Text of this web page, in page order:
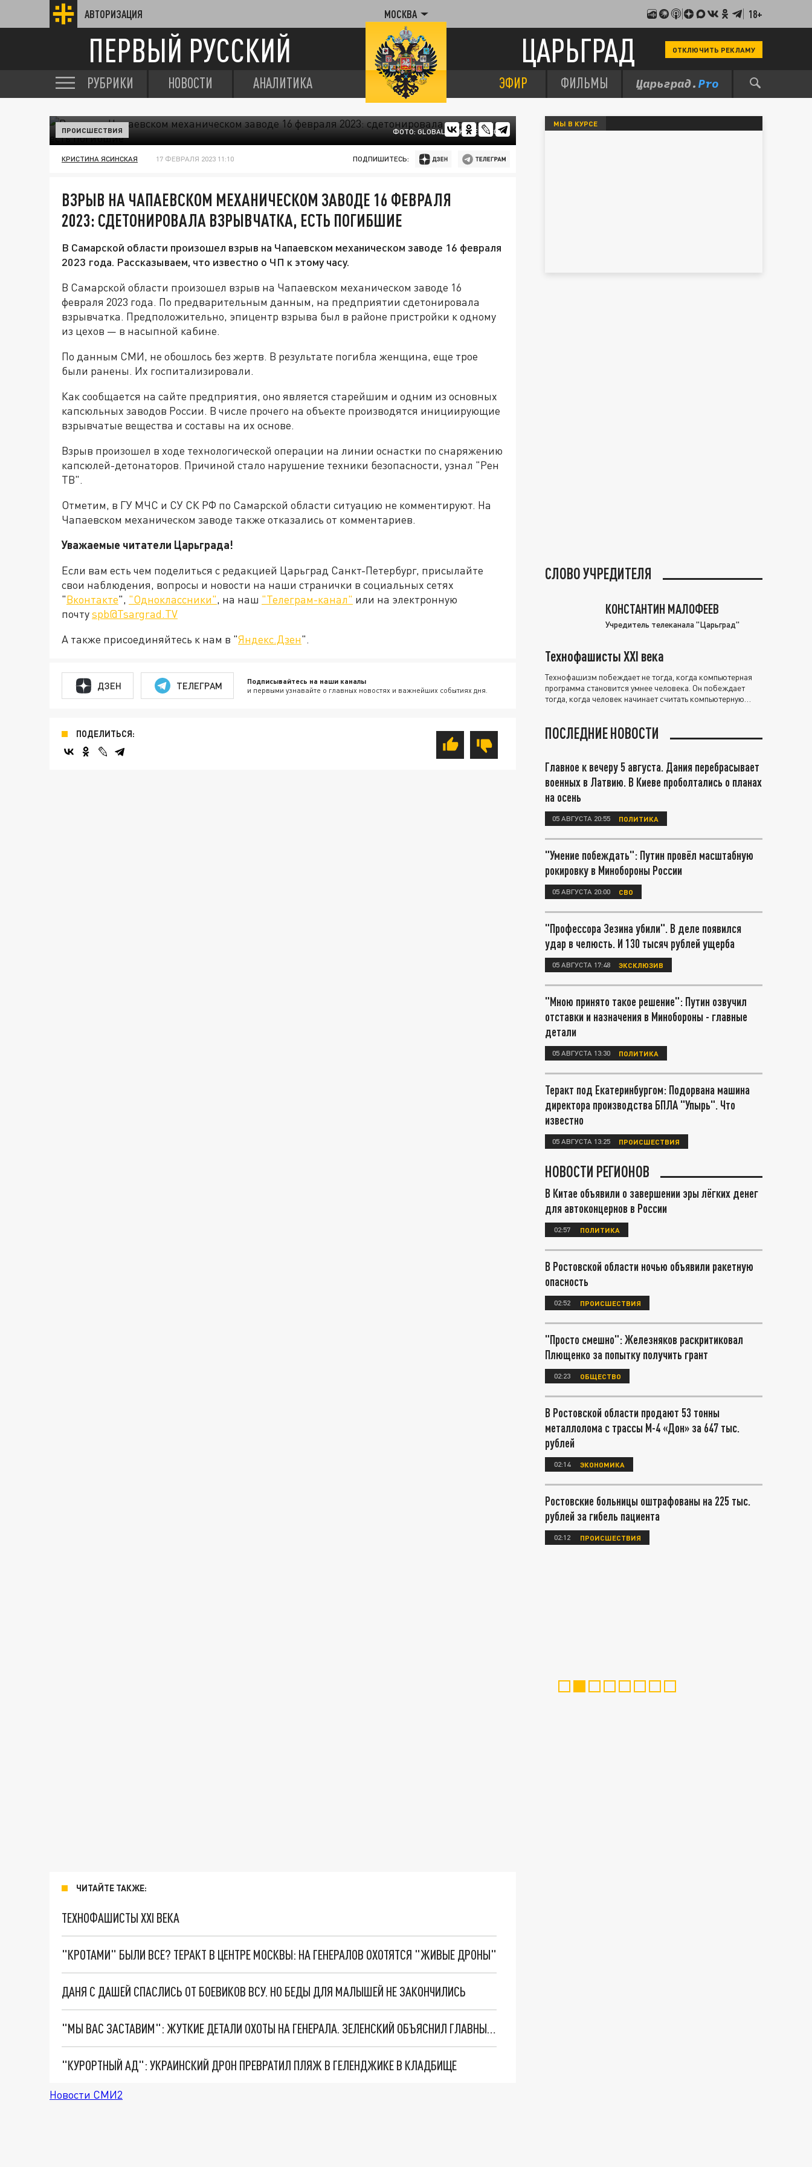
АВТОРИЗАЦИЯ МОСКВА 18+
ПЕРВЫЙ РУССКИЙ ЦАРЬГРАД ОТКЛЮЧИТЬ РЕКЛАМУ
РУБРИКИ НОВОСТИ АНАЛИТИКА ЭФИР ФИЛЬМЫ
ФОТО: GLOBALLOOKPRESS.COM
ПРОИСШЕСТВИЯ
КРИСТИНА ЯСИНСКАЯ 17 ФЕВРАЛЯ 2023 11:10 ПОДПИШИТЕСЬ:
ВЗРЫВ НА ЧАПАЕВСКОМ МЕХАНИЧЕСКОМ ЗАВОДЕ 16 ФЕВРАЛЯ
2023: СДЕТОНИРОВАЛА ВЗРЫВЧАТКА, ЕСТЬ ПОГИБШИЕ
В Самарской области произошел взрыв на Чапаевском механическом заводе 16 февраля
2023 года. Рассказываем, что известно о ЧП к этому часу.
В Самарской области произошел взрыв на Чапаевском механическом заводе 16
февраля 2023 года. По предварительным данным, на предприятии сдетонировала
взрывчатка. Предположительно, эпицентр взрыва был в районе пристройки к одному
из цехов — в насыпной кабине.
По данным СМИ, не обошлось без жертв. В результате погибла женщина, еще трое
были ранены. Их госпитализировали.
Как сообщается на сайте предприятия, оно является старейшим и одним из основных
капсюльных заводов России. В числе прочего на объекте производятся инициирующие
взрывчатые вещества и составы на их основе.
Взрыв произошел в ходе технологической операции на линии оснастки по снаряжению
капсюлей-детонаторов. Причиной стало нарушение техники безопасности, узнал "Рен
ТВ".
Отметим, в ГУ МЧС и СУ СК РФ по Самарской области ситуацию не комментируют. На
Чапаевском механическом заводе также отказались от комментариев.
Уважаемые читатели Царьграда!
Если вам есть чем поделиться с редакцией Царьград Санкт-Петербург, присылайте
свои наблюдения, вопросы и новости на наши странички в социальных сетях
"Вконтакте", "Одноклассники", на наш "Телеграм-канал" или на электронную
почтуspb@Tsargrad.TV
А также присоединяйтесь к нам в "Яндекс.Дзен".
ДЗЕН ТЕЛЕГРАМ Подписывайтесь на наши каналы
и первыми узнавайте о главных новостях и важнейших событиях дня.
ПОДЕЛИТЬСЯ:
ЧИТАЙТЕ ТАКЖЕ:
ТЕХНОФАШИСТЫ XXI ВЕКА
"КРОТАМИ" БЫЛИ ВСЕ? ТЕРАКТ В ЦЕНТРЕ МОСКВЫ: НА ГЕНЕРАЛОВ ОХОТЯТСЯ "ЖИВЫЕ ДРОНЫ"
ДАНЯ С ДАШЕЙ СПАСЛИСЬ ОТ БОЕВИКОВ ВСУ. НО БЕДЫ ДЛЯ МАЛЫШЕЙ НЕ ЗАКОНЧИЛИСЬ
"МЫ ВАС ЗАСТАВИМ": ЖУТКИЕ ДЕТАЛИ ОХОТЫ НА ГЕНЕРАЛА. ЗЕЛЕНСКИЙ ОБЪЯСНИЛ ГЛАВНЫЙ СМЫСЛ ТЕРАКТА В ЦЕНТРЕ МОСКВЫ
"КУРОРТНЫЙ АД": УКРАИНСКИЙ ДРОН ПРЕВРАТИЛ ПЛЯЖ В ГЕЛЕНДЖИКЕ В КЛАДБИЩЕ
Новости СМИ2
МЫ В КУРСЕ
СЛОВО УЧРЕДИТЕЛЯ
КОНСТАНТИН МАЛОФЕЕВ
Учредитель телеканала "Царьград"
Технофашисты XXI века
Технофашизм побеждает не тогда, когда компьютерная
программа становится умнее человека. Он побеждает
тогда, когда человек начинает считать компьютерную
ПОСЛЕДНИЕ НОВОСТИ
Главное к вечеру 5 августа. Дания перебрасывает
военных в Латвию. В Киеве проболтались о планах
на осень
05 АВГУСТА 20:55 ПОЛИТИКА
"Умение побеждать": Путин провёл масштабную
рокировку в Минобороны России
05 АВГУСТА 20:00 СВО
"Профессора Зезина убили". В деле появился
удар в челюсть. И 130 тысяч рублей ущерба
05 АВГУСТА 17:48 ЭКСКЛЮЗИВ
"Мною принято такое решение": Путин озвучил
отставки и назначения в Минобороны - главные
детали
05 АВГУСТА 13:30 ПОЛИТИКА
Теракт под Екатеринбургом: Подорвана машина
директора производства БПЛА "Упырь". Что
известно
05 АВГУСТА 13:25 ПРОИСШЕСТВИЯ
НОВОСТИ РЕГИОНОВ
В Китае объявили о завершении эры лёгких денег
для автоконцернов в России
02:57 ПОЛИТИКА
В Ростовской области ночью объявили ракетную
опасность
02:52 ПРОИСШЕСТВИЯ
"Просто смешно": Железняков раскритиковал
Плющенко за попытку получить грант
02:23 ОБЩЕСТВО
В Ростовской области продают 53 тонны
металлолома с трассы М-4 «Дон» за 647 тыс.
рублей
02:14 ЭКОНОМИКА
Ростовские больницы оштрафованы на 225 тыс.
рублей за гибель пациента
02:12 ПРОИСШЕСТВИЯ